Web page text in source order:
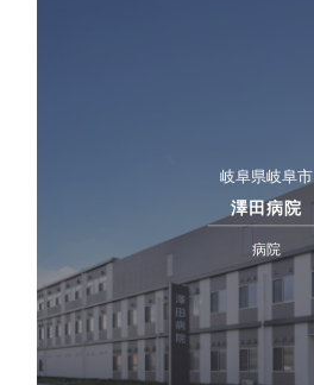
岐阜県岐阜市
澤田病院
病院